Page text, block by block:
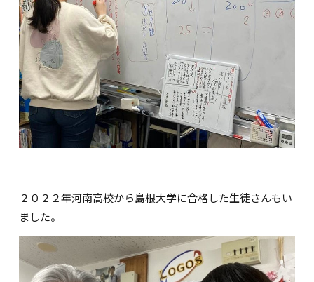
２０２２年河南高校から島根大学に合格した生徒さんもい
ました。